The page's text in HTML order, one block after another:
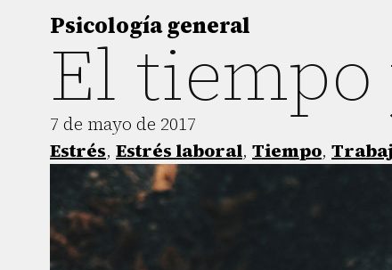
Psicología general
El
7 de mayo de 2017
Estrés, Estrés laboral, Tiempo,